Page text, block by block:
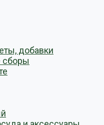
добавки
сборы